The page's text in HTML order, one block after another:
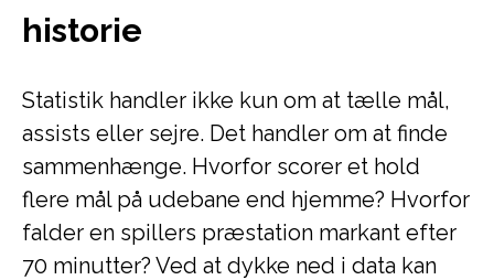
historie
Statistik handler ikke kun om at tælle mål,
assists eller sejre. Det handler om at finde
sammenhænge. Hvorfor scorer et hold
flere mål på udebane end hjemme? Hvorfor
falder en spillers præstation markant efter
70 minutter? Ved at dykke ned i data kan